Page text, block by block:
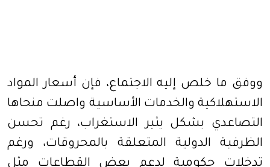
ووفق ما خلص إليه الاجتماع، فإن أسعار المواد
الاستهلاكية والخدمات الأساسية واصلت منحاها
التصاعدي بشكل يثير الاستغراب، رغم تحسن
الظرفية الدولية المتعلقة بالمحروقات، ورغم
تدخلات حكومية لدعم بعض القطاعات مثل